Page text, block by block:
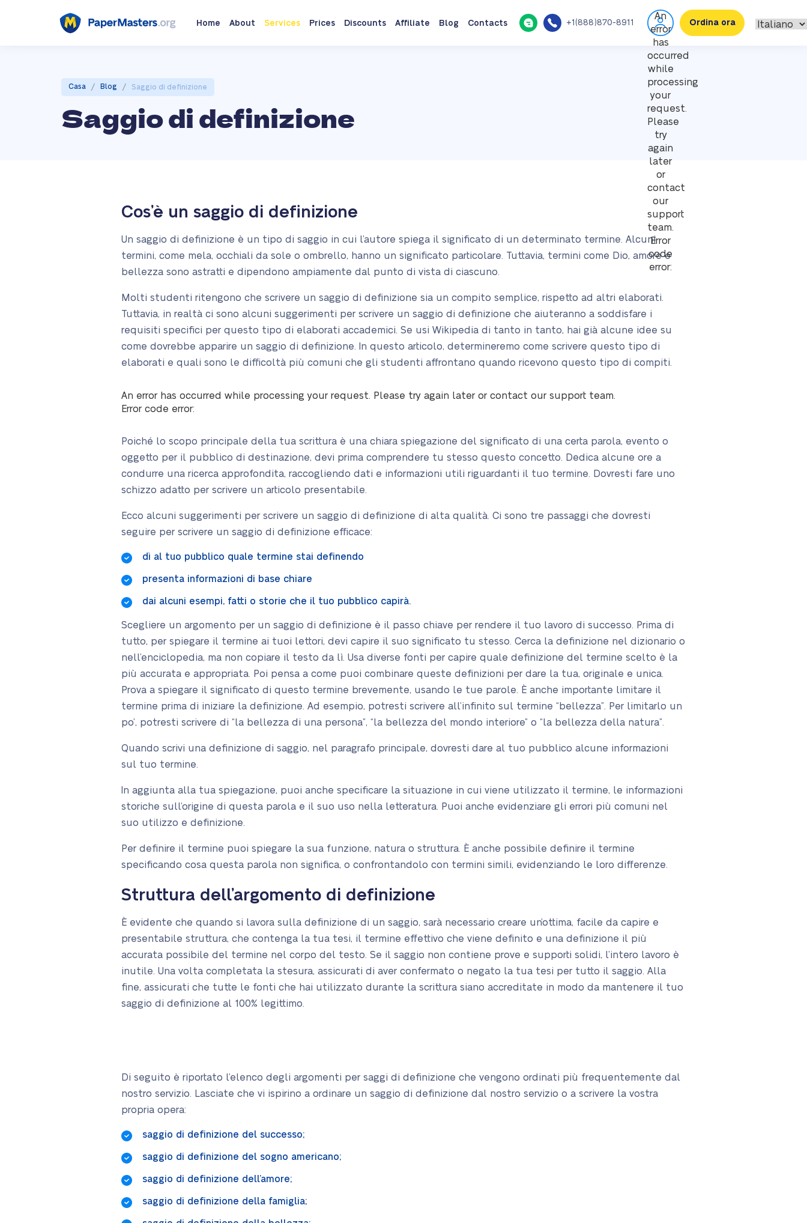
Home About Services Prices Discounts Affiliate Blog Contacts +1(888)870-8911
An
error
has
occurred
while
processing
your
request.
Please
try
again
later
or
contact
our
support
team.
Error
code
error:
Ordina ora
Casa / Blog / Saggio di definizione
Saggio di definizione
Cos’è un saggio di definizione
Un saggio di definizione è un tipo di saggio in cui l’autore spiega il significato di un determinato termine. Alcuni
termini, come mela, occhiali da sole o ombrello, hanno un significato particolare. Tuttavia, termini come Dio, amore e
bellezza sono astratti e dipendono ampiamente dal punto di vista di ciascuno.
Molti studenti ritengono che scrivere un saggio di definizione sia un compito semplice, rispetto ad altri elaborati.
Tuttavia, in realtà ci sono alcuni suggerimenti per scrivere un saggio di definizione che aiuteranno a soddisfare i
requisiti specifici per questo tipo di elaborati accademici. Se usi Wikipedia di tanto in tanto, hai già alcune idee su
come dovrebbe apparire un saggio di definizione. In questo articolo, determineremo come scrivere questo tipo di
elaborati e quali sono le difficoltà più comuni che gli studenti affrontano quando ricevono questo tipo di compiti.
An error has occurred while processing your request. Please try again later or contact our support team.
Error code error:
Poiché lo scopo principale della tua scrittura è una chiara spiegazione del significato di una certa parola, evento o
oggetto per il pubblico di destinazione, devi prima comprendere tu stesso questo concetto. Dedica alcune ore a
condurre una ricerca approfondita, raccogliendo dati e informazioni utili riguardanti il tuo termine. Dovresti fare uno
schizzo adatto per scrivere un articolo presentabile.
Ecco alcuni suggerimenti per scrivere un saggio di definizione di alta qualità. Ci sono tre passaggi che dovresti
seguire per scrivere un saggio di definizione efficace:
dì al tuo pubblico quale termine stai definendo
presenta informazioni di base chiare
dai alcuni esempi, fatti o storie che il tuo pubblico capirà.
Scegliere un argomento per un saggio di definizione è il passo chiave per rendere il tuo lavoro di successo. Prima di
tutto, per spiegare il termine ai tuoi lettori, devi capire il suo significato tu stesso. Cerca la definizione nel dizionario o
nell’enciclopedia, ma non copiare il testo da lì. Usa diverse fonti per capire quale definizione del termine scelto è la
più accurata e appropriata. Poi pensa a come puoi combinare queste definizioni per dare la tua, originale e unica.
Prova a spiegare il significato di questo termine brevemente, usando le tue parole. È anche importante limitare il
termine prima di iniziare la definizione. Ad esempio, potresti scrivere all’infinito sul termine “bellezza”. Per limitarlo un
po’, potresti scrivere di “la bellezza di una persona”, “la bellezza del mondo interiore” o “la bellezza della natura”.
Quando scrivi una definizione di saggio, nel paragrafo principale, dovresti dare al tuo pubblico alcune informazioni
sul tuo termine.
In aggiunta alla tua spiegazione, puoi anche specificare la situazione in cui viene utilizzato il termine, le informazioni
storiche sull’origine di questa parola e il suo uso nella letteratura. Puoi anche evidenziare gli errori più comuni nel
suo utilizzo e definizione.
Per definire il termine puoi spiegare la sua funzione, natura o struttura. È anche possibile definire il termine
specificando cosa questa parola non significa, o confrontandolo con termini simili, evidenziando le loro differenze.
Struttura dell’argomento di definizione
È evidente che quando si lavora sulla definizione di un saggio, sarà necessario creare un’ottima, facile da capire e
presentabile struttura, che contenga la tua tesi, il termine effettivo che viene definito e una definizione il più
accurata possibile del termine nel corpo del testo. Se il saggio non contiene prove e supporti solidi, l’intero lavoro è
inutile. Una volta completata la stesura, assicurati di aver confermato o negato la tua tesi per tutto il saggio. Alla
fine, assicurati che tutte le fonti che hai utilizzato durante la scrittura siano accreditate in modo da mantenere il tuo
saggio di definizione al 100% legittimo.
Di seguito è riportato l’elenco degli argomenti per saggi di definizione che vengono ordinati più frequentemente dal
nostro servizio. Lasciate che vi ispirino a ordinare un saggio di definizione dal nostro servizio o a scrivere la vostra
propria opera:
saggio di definizione del successo;
saggio di definizione del sogno americano;
saggio di definizione dell’amore;
saggio di definizione della famiglia;